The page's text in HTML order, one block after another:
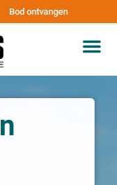
Bod ontvangen